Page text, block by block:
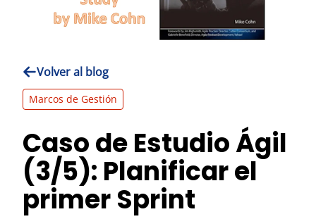
Volver al blog
Marcos de Gestión
Caso de Estudio Ágil
(3/5): Planificar el
primer Sprint